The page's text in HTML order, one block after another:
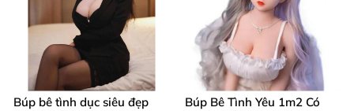
Búp bê tình dục siêu đẹp
Búp Bê Tình Yêu 1m2 Có